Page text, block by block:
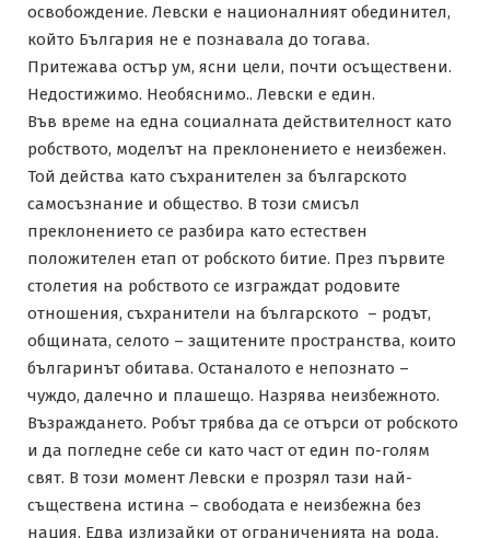
освобождение. Левски е националният обединител,
който България не е познавала до тогава.
Притежава остър ум, ясни цели, почти осъществени.
Недостижимо. Необяснимо.. Левски е един.
Във време на една социалната действителност като
робството, моделът на преклонението е неизбежен.
Той действа като съхранителен за българското
самосъзнание и общество. В този смисъл
преклонението се разбира като естествен
положителен етап от робското битие. През първите
столетия на робството се изграждат родовите
отношения, съхранители на българското – родът,
общината, селото – защитените пространства, които
българинът обитава. Останалото е непознато –
чуждо, далечно и плашещо. Назрява неизбежното.
Възраждането. Робът трябва да се отърси от робското
и да погледне себе си като част от един по-голям
свят. В този момент Левски е прозрял тази най-
съществена истина – свободата е неизбежна без
нация. Едва излизайки от ограниченията на рода,